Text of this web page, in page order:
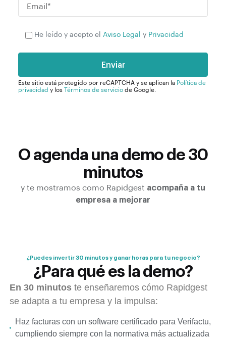
e
e
e
m
p
y
.
He leído y acepto el Aviso Legal y Privacidad
Este sitio está protegido por reCAPTCHA y se aplican la Política de
privacidad y los Términos de servicio de Google.
O agenda una demo de 30
minutos
y te mostramos como Rapidgest acompaña a tu
empresa a mejorar
¿Puedes invertir 30 minutos y ganar horas para tu negocio?
¿Para qué es la demo?
En 30 minutoste enseñaremos cómo Rapidgest
se adapta a tu empresa y la impulsa:
Haz facturas con un software certificado para Verifactu,
cumpliendo siempre con la normativa más actualizada